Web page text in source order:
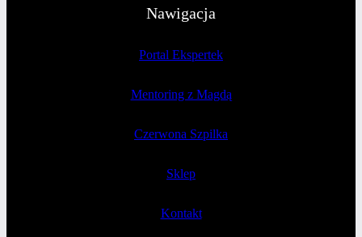
Nawigacja
Portal Ekspertek
Mentoring z Magdą
Czerwona Szpilka
Sklep
Kontakt